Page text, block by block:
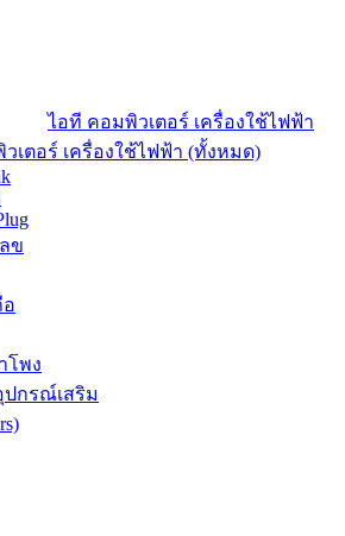
ไอที คอมพิวเตอร์ เครื่องใช้ไฟฟ้า
เตอร์ เครื่องใช้ไฟฟ้า (ทั้งหมด)
ข
โพง
ปกรณ์เสริม